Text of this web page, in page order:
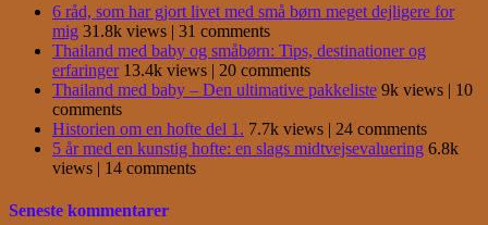
6 råd, som har gjort livet med små børn meget dejligere for
mig 31.8k views | 31 comments
Thailand med baby og småbørn: Tips, destinationer og
erfaringer 13.4k views | 20 comments
Thailand med baby – Den ultimative pakkeliste 9k views | 10
comments
Historien om en hofte del 1. 7.7k views | 24 comments
5 år med en kunstig hofte: en slags midtvejsevaluering 6.8k
views | 14 comments
Seneste kommentarer